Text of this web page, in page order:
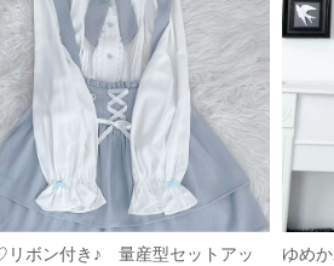
リボン付き♪ 量産型セットアッ
ゆめ